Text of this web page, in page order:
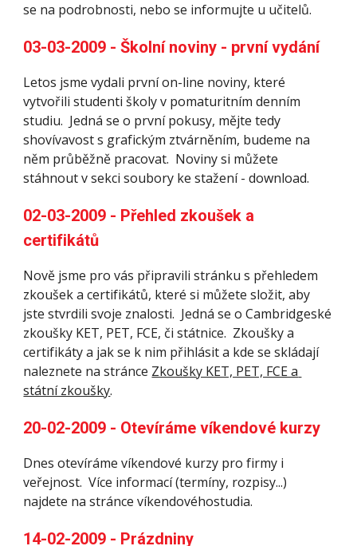
se na podrobnosti, nebo se informujte u učitelů.
03-03-2009 - Školní noviny - první vydání
Letos jsme vydali první on-line noviny, které
vytvořili studenti školy v pomaturitním denním
studiu.  Jedná se o první pokusy, mějte tedy
shovívavost s grafickým ztvárněním, budeme na
něm průběžně pracovat.  Noviny si můžete
stáhnout v sekci soubory ke stažení - download.
02-03-2009 - Přehled zkoušek a
certifikátů
Nově jsme pro vás připravili stránku s přehledem
zkoušek a certifikátů, které si můžete složit, aby
jste stvrdili svoje znalosti.  Jedná se o Cambridgeské
zkoušky KET, PET, FCE, či státnice.  Zkoušky a
certifikáty a jak se k nim přihlásit a kde se skládají
naleznete na stránce Zkoušky KET, PET, FCE a
státní zkoušky.
20-02-2009 - Otevíráme víkendové kurzy
Dnes otevíráme víkendové kurzy pro firmy i
veřejnost.  Více informací (termíny, rozpisy...)
najdete na stránce víkendovéhostudia.
14-02-2009 - Prázdniny